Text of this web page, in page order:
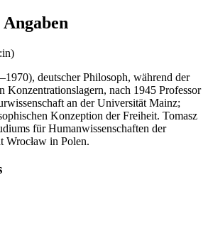
deutscher Philosoph, während der
Konzentrationslagern, nach 1945 Professor
an der Universität Mainz;
Konzeption der Freiheit. Tomasz
für Humanwissenschaften der
Wrocław in Polen.